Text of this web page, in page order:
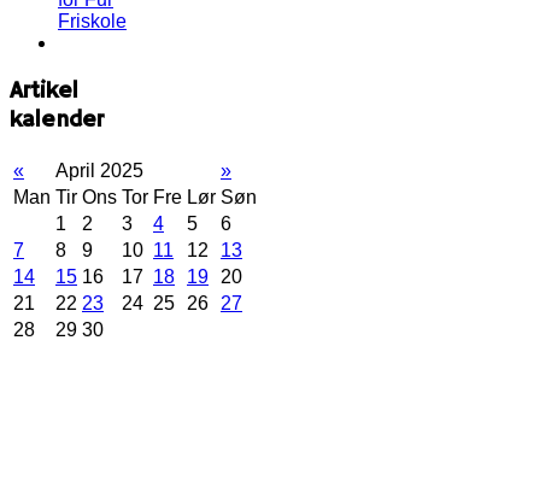
Friskole
Artikel
kalender
« April 2025
»
Man Tir Ons Tor Fre Lør Søn
1
2 3 4 5
6
7
8 9 10 11 12
13
14
15 16 17 18 19
20
21
22 23 24 25 26
27
28
29 30